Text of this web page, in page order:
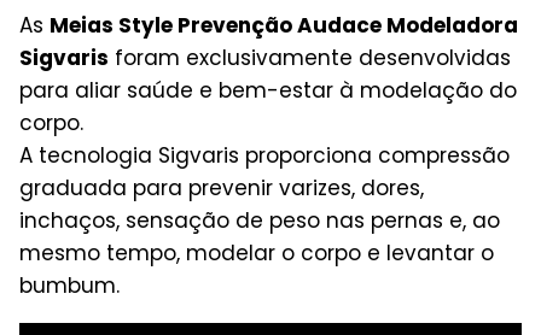
As Meias Style Prevenção Audace Modeladora
Sigvaris foram exclusivamente desenvolvidas
para aliar saúde e bem-estar à modelação do
corpo.
A tecnologia Sigvaris proporciona compressão
graduada para prevenir varizes, dores,
inchaços, sensação de peso nas pernas e, ao
mesmo tempo, modelar o corpo e levantar o
bumbum.